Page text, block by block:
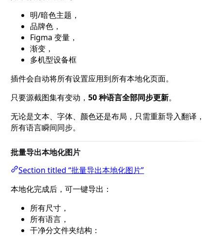
明/暗色主题，
品牌色，
Figma 变量，
渐变，
多机型设备框
插件会自动将所有设置应用到所有本地化页面。
只要源截图集有变动，50 种语言全部同步更新。
无论是文本、字体、颜色还是布局，只需重新导入翻译，
所有语言瞬间同步。
批量导出本地化图片
Section titled “批量导出本地化图片”
本地化完成后，可一键导出：
所有尺寸，
所有语言，
干净分文件夹结构：